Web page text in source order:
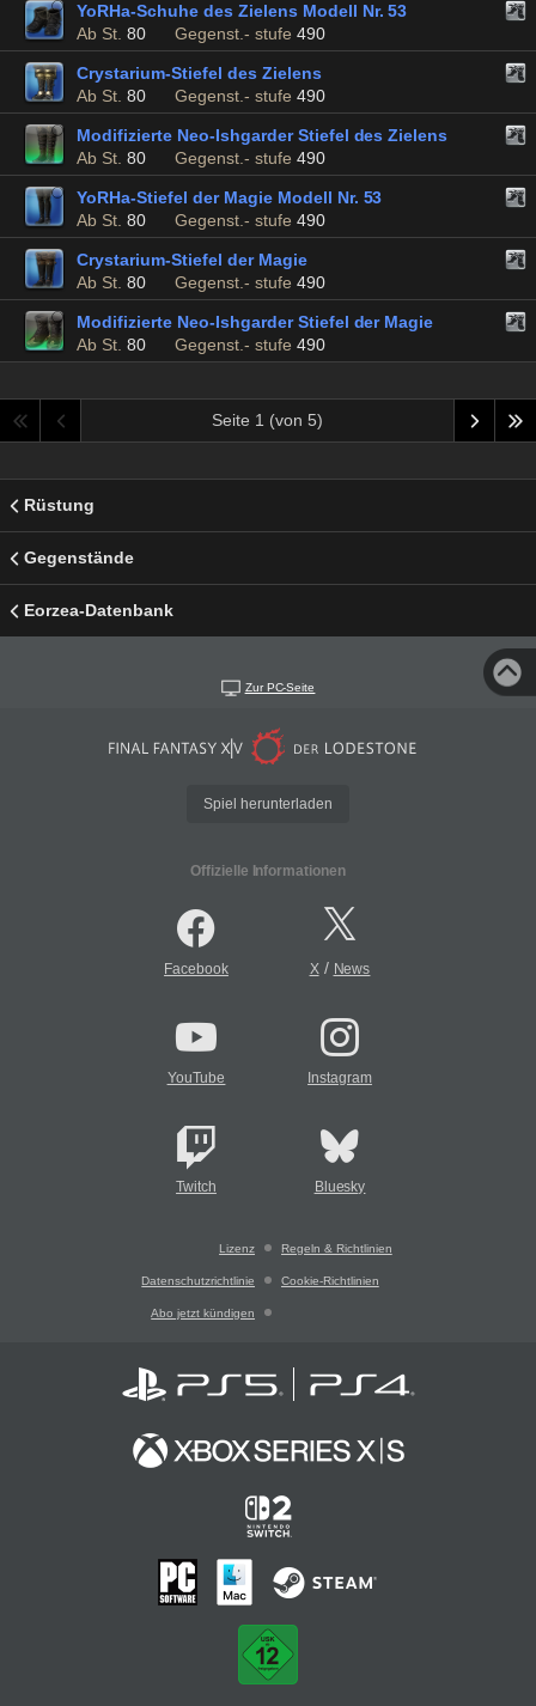
YoRHa-Schuhe des Zielens Modell Nr. 53
Ab St. 80 Gegenst.- stufe 490
Crystarium-Stiefel des Zielens
Ab St. 80 Gegenst.- stufe 490
Modifizierte Neo-Ishgarder Stiefel des Zielens
Ab St. 80 Gegenst.- stufe 490
YoRHa-Stiefel der Magie Modell Nr. 53
Ab St. 80 Gegenst.- stufe 490
Crystarium-Stiefel der Magie
Ab St. 80 Gegenst.- stufe 490
Modifizierte Neo-Ishgarder Stiefel der Magie
Ab St. 80 Gegenst.- stufe 490
Seite 1 (von 5)
Rüstung
Gegenstände
Eorzea-Datenbank
Zur PC-Seite
Spiel herunterladen
Offizielle Informationen
Facebook X/ News
YouTube Instagram
Twitch Bluesky
Lizenz Regeln & Richtlinien
Datenschutzrichtlinie Cookie-Richtlinien
Abo jetzt kündigen